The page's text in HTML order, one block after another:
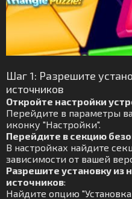
Шаг 1: Разрешите
источников
Откройте настройки
Перейдите в параметры
иконку "Настройки".
Перейдите в секцию
В настройках найдите
зависимости от вашей
Разрешите установку из
источников:
Найдите опцию